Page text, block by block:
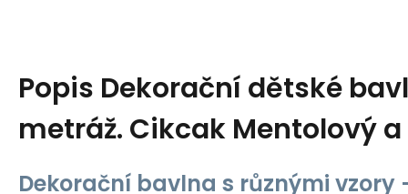
Popis Dekorační dětské
metráž. Cikcak Mentolový a
Dekorační bavlna s různými vzory